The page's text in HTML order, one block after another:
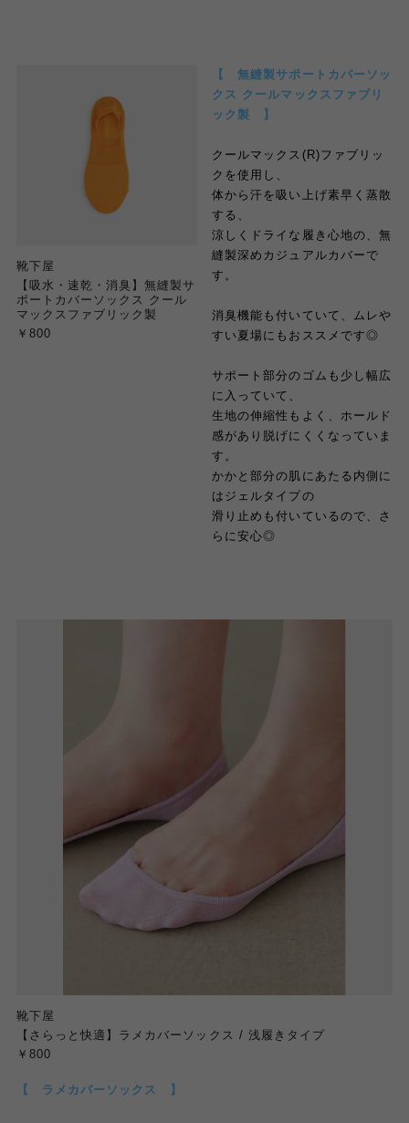
靴下屋
【吸水・速乾・消臭】無縫製サ
ポートカバーソックス クール
マックスファブリック製
￥800
【 無縫製サポートカバーソッ
クス クールマックスファブリ
ック製 】
クールマックス(R)ファブリッ
クを使用し、
体から汗を吸い上げ素早く蒸散
する、
涼しくドライな履き心地の、無
縫製深めカジュアルカバーで
す。
消臭機能も付いていて、ムレや
すい夏場にもおススメです◎
サポート部分のゴムも少し幅広
に入っていて、
生地の伸縮性もよく、ホールド
感があり脱げにくくなっていま
す。
かかと部分の肌にあたる内側に
はジェルタイプの
滑り止めも付いているので、さ
らに安心◎
靴下屋
【さらっと快適】ラメカバーソックス / 浅履きタイプ
￥800
【 ラメカバーソックス 】